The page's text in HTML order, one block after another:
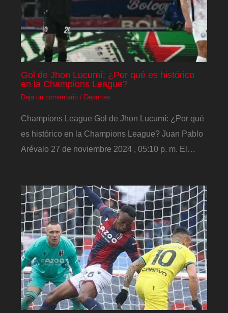
Gol de Jhon Lucumí: ¿Por qué es histórico
en la Champions League?
Deja un comentario / Deportes
Champions League Gol de Jhon Lucumí: ¿Por qué
es histórico en la Champions League? Juan Pablo
Arévalo 27 de noviembre 2024 , 05:10 p. m. El…